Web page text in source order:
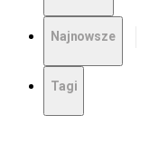
Najnowsze
Tagi